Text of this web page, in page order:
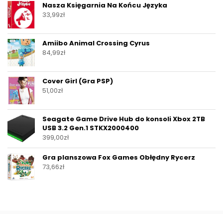
Nasza Księgarnia Na Końcu Języka
33,99zł
Amiibo Animal Crossing Cyrus
84,99zł
Cover Girl (Gra PSP)
51,00zł
Seagate Game Drive Hub do konsoli Xbox 2TB
USB 3.2 Gen.1 STKX2000400
399,00zł
Gra planszowa Fox Games Obłędny Rycerz
73,66zł